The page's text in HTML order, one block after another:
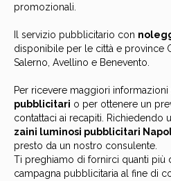
promozionali.
Il servizio pubblicitario con
disponibile per le città e province
Salerno, Avellino e Benevento.
Per ricevere maggiori informazioni
pubblicitari o per ottenere un
contattaci ai recapiti. Richiedendo
zaini luminosi pubblicitari
presto da un nostro consulente.
Ti preghiamo di fornirci quanti più
campagna pubblicitaria al fine di